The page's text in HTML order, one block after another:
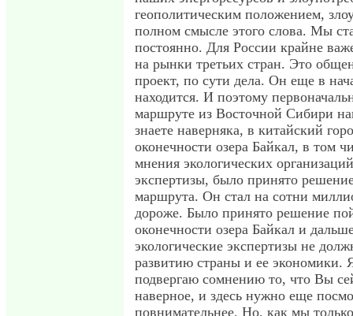
геополитическим положением,
полном смысле этого слова. Мы
постоянно. Для России крайне
на рынки третьих стран. Это
проект, по сути дела. Он еще в
находится. И поэтому
маршруте из Восточной Сибири
знаете наверняка, в китайский
оконечности озера Байкал, в том
мнения экологических
экспертизы, было принято
маршрута. Он стал на сотни
дороже. Было принято решение
оконечности озера Байкал и
экологические экспертизы не
развитию страны и ее экономики.
подвергаю сомнению то, что Вы
наверное, и здесь нужно еще
повнимательнее. Но, как мы